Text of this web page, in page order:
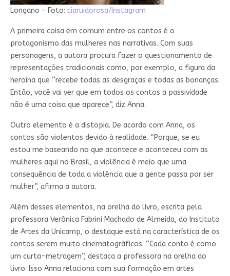
Longano – Foto: ciaruidorosa/Instagram
A primeira coisa em comum entre os contos é o
protagonismo das mulheres nas narrativas. Com suas
personagens, a autora procura fazer o questionamento de
representações tradicionais como, por exemplo, a figura da
heroína que “recebe todas as desgraças e todas as bonanças.
Então, você vai ver que em todos os contos a passividade
não é uma coisa que aparece”, diz Anna.
Outro elemento é a distopia. De acordo com Anna, os
contos são violentos devido à realidade. “Porque, se eu
estou me baseando no que acontece e aconteceu com as
mulheres aqui no Brasil, a violência é meio que uma
consequência de toda a violência que a gente passa por ser
mulher”, afirma a autora.
Além desses elementos, na orelha do livro, escrita pela
professora Verônica Fabrini Machado de Almeida, do Instituto
de Artes da Unicamp, o destaque está na característica de os
contos serem muito cinematográficos. “Cada conto é como
um curta-metragem”, destaca a professora na orelha do
livro. Isso Anna relaciona com sua formação em artes